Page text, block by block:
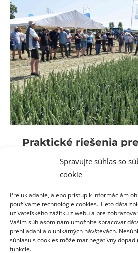
Spravujte súhlas so
cookie
Pre ukladanie, alebo prístup k informáciám
používame technológie cookies. Tieto dáta
uzívateľského zážitku z webu a pre
Vašim súhlasom nám umožníte spracovať
prehliadaní a o unikátných návštevách.
súhlasu s cookies môže mať negatívny dopad
funkcie.
Praktické riešenia pre
poľnohospodárov na
v Špačinciach
Poľný deň, ktorý sa konal na
Poľnohospodárskeho družstva
príkladom odbornej spolupráce
spoločnosťami v agrosektore.